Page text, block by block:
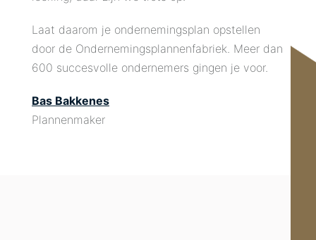
Laat daarom je ondernemingsplan opstellen
door de Ondernemingsplannenfabriek. Meer dan
600 succesvolle ondernemers gingen je voor.
Bas Bakkenes
Plannenmaker